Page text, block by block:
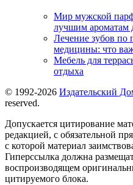
Мир мужской
лучшим ароматам
Лечение зубов по
медицины: что
Мебель для
отдыха
© 1992-2026 Издательский
reserved.
Допускается цитирование
редакцией, с обязательной
с которой материал
Гиперссылка должна
воспроизводящем
цитируемого блока.